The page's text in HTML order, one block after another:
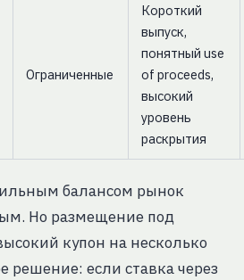
Ограниченные
Короткий
выпуск,
понятный use
of proceeds,
высокий
уровень
раскрытия
балансом рынок
Но размещение под
купон на несколько
решение: если ставка через